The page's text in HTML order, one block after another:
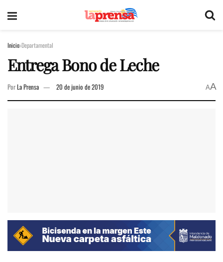
Inicio Departamental
Entrega Bono de Leche
PorLa Prensa 20 de junio de 2019 AA